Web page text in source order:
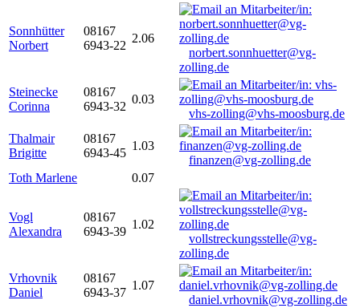
Sonnhütter
Norbert
08167
6943-22
2.06
norbert.sonnhuetter@vg-
zolling.de
Steinecke
Corinna
08167
6943-32
0.03
vhs-zolling@vhs-moosburg.de
Thalmair
Brigitte
08167
6943-45
1.03
finanzen@vg-zolling.de
Toth Marlene
0.07
Vogl
Alexandra
08167
6943-39
1.02
vollstreckungsstelle@vg-
zolling.de
Vrhovnik
Daniel
08167
6943-37
1.07
daniel.vrhovnik@vg-zolling.de